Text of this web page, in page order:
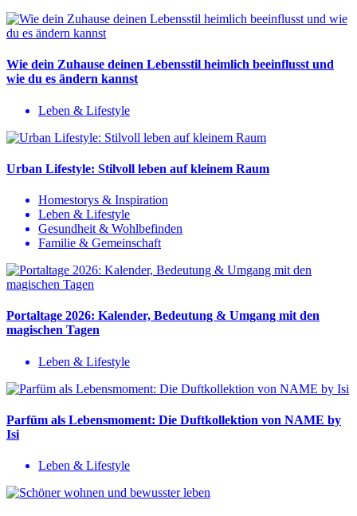
Wie dein Zuhause deinen Lebensstil heimlich beeinflusst und
wie du es ändern kannst
Leben & Lifestyle
Urban Lifestyle: Stilvoll leben auf kleinem Raum
Homestorys & Inspiration
Leben & Lifestyle
Gesundheit & Wohlbefinden
Familie & Gemeinschaft
Portaltage 2026: Kalender, Bedeutung & Umgang mit den
magischen Tagen
Leben & Lifestyle
Parfüm als Lebensmoment: Die Duftkollektion von NAME by
Isi
Leben & Lifestyle